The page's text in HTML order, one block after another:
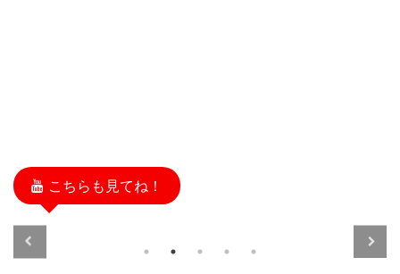
こちらも見てね！
2021/7/2